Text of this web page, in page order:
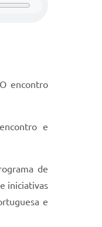
encontro
e
de
iniciativas
e